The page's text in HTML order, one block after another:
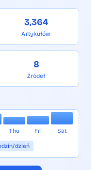
3,364
Artykułów
8
Źródeł
Thu Fri Sat
dzień